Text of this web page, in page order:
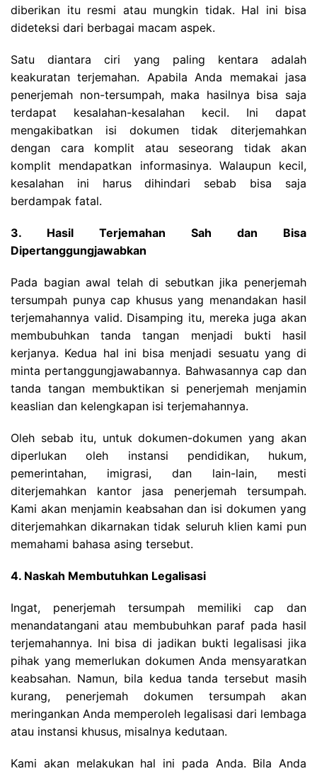
diberikan itu resmi atau mungkin tidak. Hal ini bisa
dideteksi dari berbagai macam aspek.
Satu diantara ciri yang paling kentara adalah
keakuratan terjemahan. Apabila Anda memakai jasa
penerjemah non-tersumpah, maka hasilnya bisa saja
terdapat kesalahan-kesalahan kecil. Ini dapat
mengakibatkan isi dokumen tidak diterjemahkan
dengan cara komplit atau seseorang tidak akan
komplit mendapatkan informasinya. Walaupun kecil,
kesalahan ini harus dihindari sebab bisa saja
berdampak fatal.
3. Hasil Terjemahan Sah dan Bisa
Dipertanggungjawabkan
Pada bagian awal telah di sebutkan jika penerjemah
tersumpah punya cap khusus yang menandakan hasil
terjemahannya valid. Disamping itu, mereka juga akan
membubuhkan tanda tangan menjadi bukti hasil
kerjanya. Kedua hal ini bisa menjadi sesuatu yang di
minta pertanggungjawabannya. Bahwasannya cap dan
tanda tangan membuktikan si penerjemah menjamin
keaslian dan kelengkapan isi terjemahannya.
Oleh sebab itu, untuk dokumen-dokumen yang akan
diperlukan oleh instansi pendidikan, hukum,
pemerintahan, imigrasi, dan lain-lain, mesti
diterjemahkan kantor jasa penerjemah tersumpah.
Kami akan menjamin keabsahan dan isi dokumen yang
diterjemahkan dikarnakan tidak seluruh klien kami pun
memahami bahasa asing tersebut.
4. Naskah Membutuhkan Legalisasi
Ingat, penerjemah tersumpah memiliki cap dan
menandatangani atau membubuhkan paraf pada hasil
terjemahannya. Ini bisa di jadikan bukti legalisasi jika
pihak yang memerlukan dokumen Anda mensyaratkan
keabsahan. Namun, bila kedua tanda tersebut masih
kurang, penerjemah dokumen tersumpah akan
meringankan Anda memperoleh legalisasi dari lembaga
atau instansi khusus, misalnya kedutaan.
Kami akan melakukan hal ini pada Anda. Bila Anda